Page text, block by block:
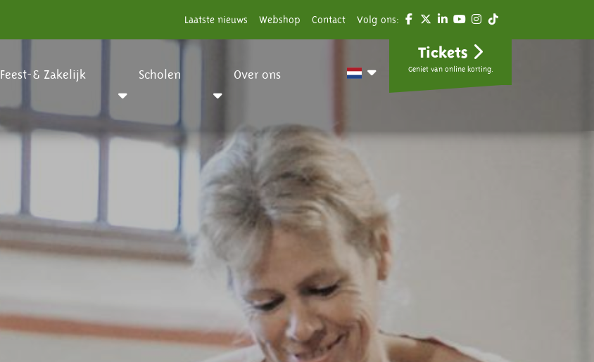
Laatste nieuws Webshop Contact Volg ons:
Feest-& Zakelijk Scholen Over ons
Tickets
Geniet van online korting.